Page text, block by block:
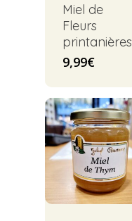
Miel de
Fleurs
printanières
9,99€